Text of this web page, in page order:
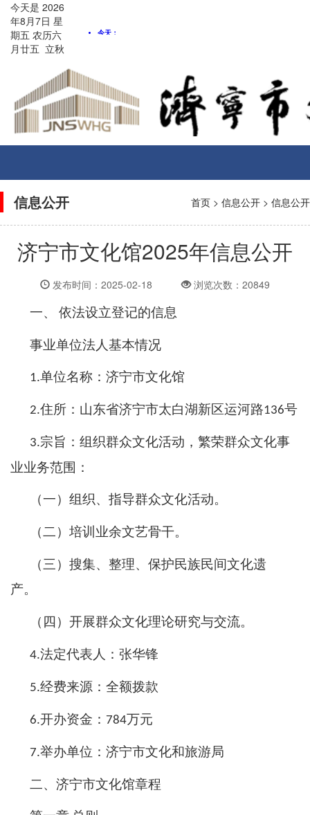
今天是 2026
年8月7日 星
期五 农历六
月廿五 立秋
信息公开 首页 > 信息公开 > 信息公开
济宁市文化馆2025年信息公开
发布时间：2025-02-18 浏览次数：20849
一、 依法设立登记的信息
事业单位法人基本情况
1.单位名称：济宁市文化馆
2.住所：山东省济宁市太白湖新区运河路136号
3.宗旨：组织群众文化活动，繁荣群众文化事
业业务范围：
（一）组织、指导群众文化活动。
（二）培训业余文艺骨干。
（三）搜集、整理、保护民族民间文化遗
产。
（四）开展群众文化理论研究与交流。
4.法定代表人：张华锋
5.经费来源：全额拨款
6.开办资金： 784万元
7.举办单位：济宁市文化和旅游局
二、济宁市文化馆章程